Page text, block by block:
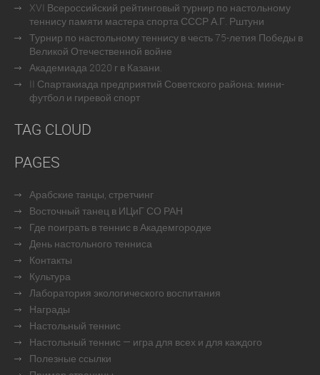
XVI Всероссийский рейтинговый турнир по настольному
теннису памяти мастера спорта СССР А.Г. Рштуни
Турнир по настольному теннису в честь 75-летия Победы в
Великой Отечественной войне
Академиада 2020 г в Казани.
II Спартакиада предприятий Советского района: мини-
футбол и гиревой спорт
TAG CLOUD
PAGES
Арабские танцы, стретчинг
Восточный танец в ИЦиГ СО РАН
Где поиграть в теннис в Академгородке
День настольного тенниса
Контакты
Культура
Лаборатория экологического воспитания
Награды
Настольный теннис
Настольный теннис — игра для всех и для каждого
Полезные ссылки